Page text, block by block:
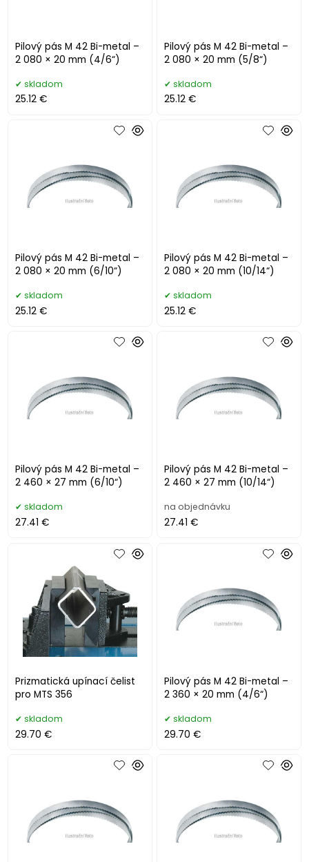
Pilový pás M 42 Bi-metal –
2 080 × 20 mm (4/6“)
skladom
25.12 €
Pilový pás M 42 Bi-metal –
2 080 × 20 mm (5/8“)
skladom
25.12 €
Pilový pás M 42 Bi-metal –
2 080 × 20 mm (6/10“)
skladom
25.12 €
Pilový pás M 42 Bi-metal –
2 080 × 20 mm (10/14“)
skladom
25.12 €
Pilový pás M 42 Bi-metal –
2 460 × 27 mm (6/10“)
skladom
27.41 €
Pilový pás M 42 Bi-metal –
2 460 × 27 mm (10/14“)
na objednávku
27.41 €
Prizmatická upínací čelist
pro MTS 356
skladom
29.70 €
Pilový pás M 42 Bi-metal –
2 360 × 20 mm (4/6“)
skladom
29.70 €